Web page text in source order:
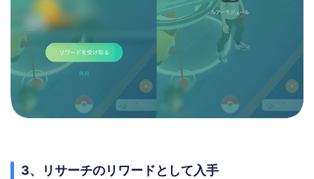
3、リサーチのリワードとして入手